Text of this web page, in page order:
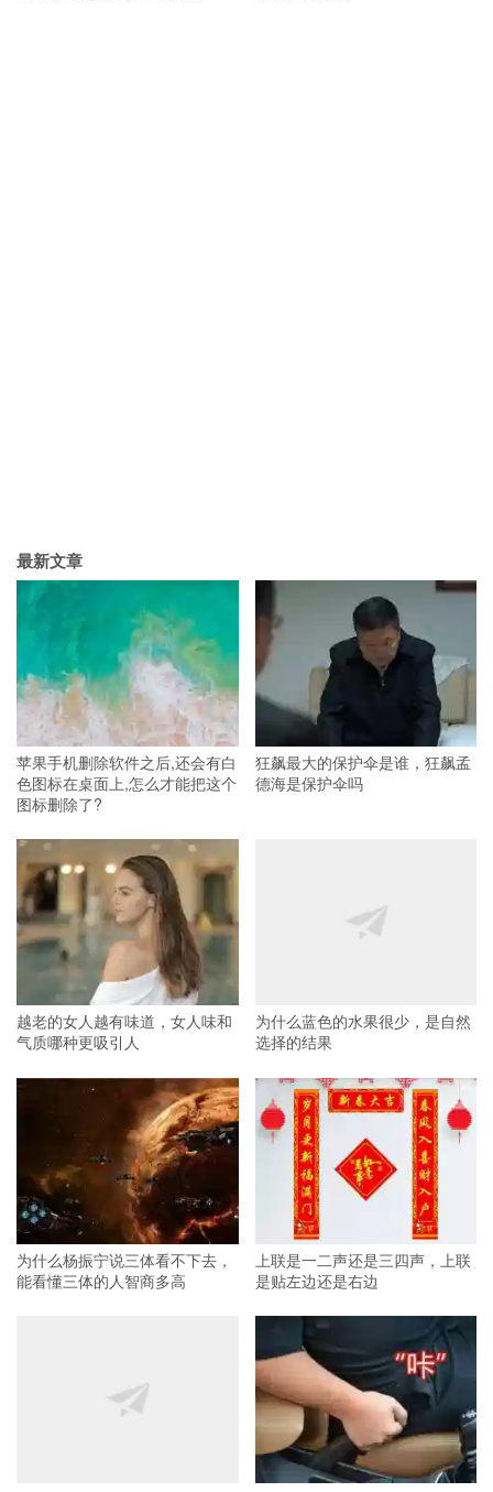
最新文章
苹果手机删除软件之后,还会有白
色图标在桌面上,怎么才能把这个
图标删除了?
狂飙最大的保护伞是谁，狂飙孟
德海是保护伞吗
越老的女人越有味道，女人味和
气质哪种更吸引人
为什么蓝色的水果很少，是自然
选择的结果
为什么杨振宁说三体看不下去，
能看懂三体的人智商多高
上联是一二声还是三四声，上联
是贴左边还是右边